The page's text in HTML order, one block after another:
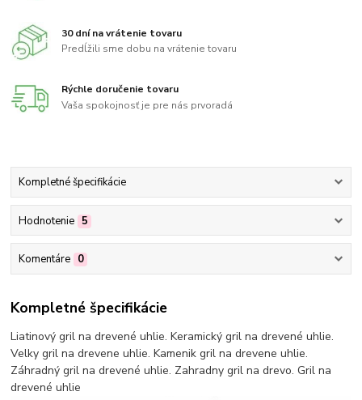
30 dní na vrátenie tovaru
Predĺžili sme dobu na vrátenie tovaru
Rýchle doručenie tovaru
Vaša spokojnosť je pre nás prvoradá
Kompletné špecifikácie
Hodnotenie 5
Komentáre 0
Kompletné špecifikácie
Liatinový gril na drevené uhlie. Keramický gril na drevené uhlie.
Velky gril na drevene uhlie. Kamenik gril na drevene uhlie.
Záhradný gril na drevené uhlie. Zahradny gril na drevo. Gril na
drevené uhlie